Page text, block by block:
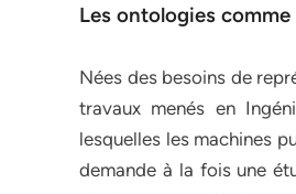
Les ontologies
Nées des besoins de
travaux menés en
lesquelles les machines
demande à la fois une